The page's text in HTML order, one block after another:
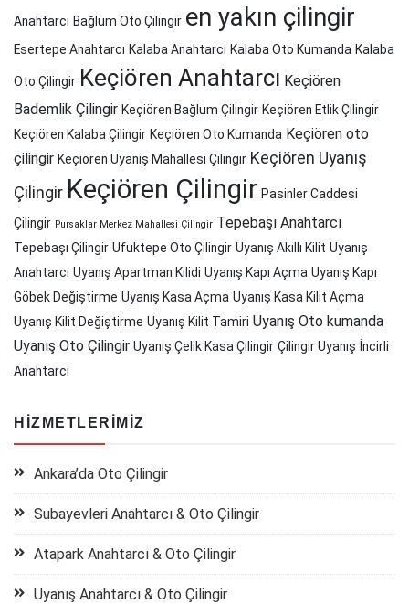
Anahtarcı Bağlum Oto Çilingir en yakın çilingir
Esertepe Anahtarcı Kalaba Anahtarcı Kalaba Oto Kumanda Kalaba
Oto Çilingir Keçiören Anahtarcı Keçiören
Bademlik Çilingir Keçiören Bağlum Çilingir Keçiören Etlik Çilingir
Keçiören Kalaba Çilingir Keçiören Oto Kumanda Keçiören oto
çilingir Keçiören Uyanış Mahallesi Çilingir Keçiören Uyanış
Çilingir Keçiören Çilingir Pasinler Caddesi
Çilingir Pursaklar Merkez Mahallesi Çilingir Tepebaşı Anahtarcı
Tepebaşı Çilingir Ufuktepe Oto Çilingir Uyanış Akıllı Kilit Uyanış
Anahtarcı Uyanış Apartman Kilidi Uyanış Kapı Açma Uyanış Kapı
Göbek Değiştirme Uyanış Kasa Açma Uyanış Kasa Kilit Açma
Uyanış Kilit Değiştirme Uyanış Kilit Tamiri Uyanış Oto kumanda
Uyanış Oto Çilingir Uyanış Çelik Kasa Çilingir Çilingir Uyanış İncirli
Anahtarcı
HIZMETLERIMIZ
Ankara’da Oto Çilingir
Subayevleri Anahtarcı & Oto Çilingir
Atapark Anahtarcı & Oto Çilingir
Uyanış Anahtarcı & Oto Çilingir